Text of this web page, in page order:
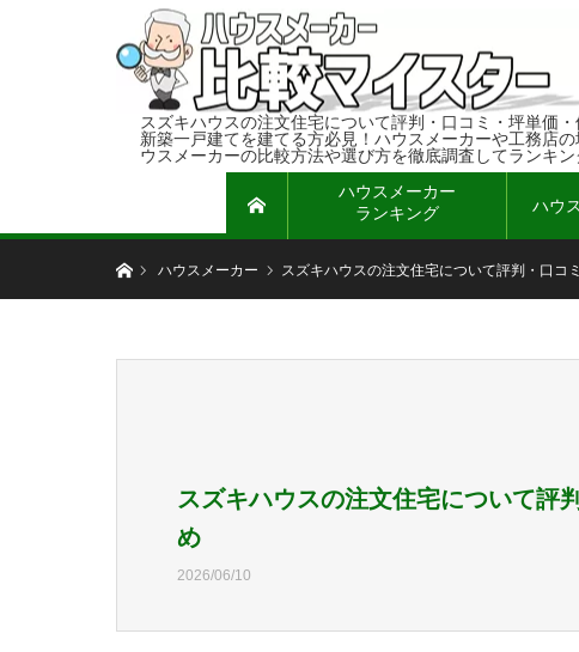
スズキハウスの注文住宅について評判・口コミ・坪単価
新築一戸建てを建てる方必見！ハウスメーカーや工務店
ウスメーカーの比較方法や選び方を徹底調査してランキン
ハウスメーカー
ランキング
ハウ
ホームハウスメーカー スズキハウスの注文住宅について評判・口コ
スズキハウスの注文住宅について
め
2026/06/10